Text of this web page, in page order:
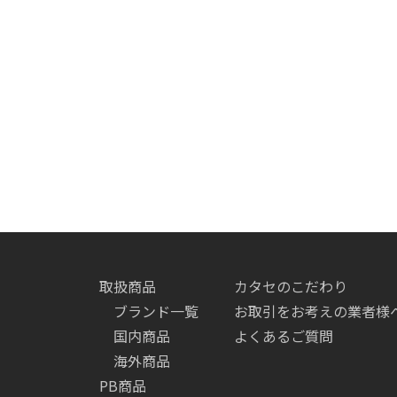
取扱商品
ブランド一覧
国内商品
海外商品
PB商品
カタセのこだわり
お取引をお考えの業者様
よくあるご質問